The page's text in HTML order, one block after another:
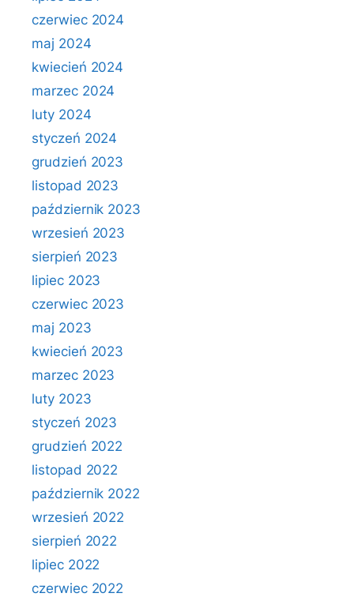
czerwiec 2024
maj 2024
kwiecień 2024
marzec 2024
luty 2024
styczeń 2024
grudzień 2023
listopad 2023
październik 2023
wrzesień 2023
sierpień 2023
lipiec 2023
czerwiec 2023
maj 2023
kwiecień 2023
marzec 2023
luty 2023
styczeń 2023
grudzień 2022
listopad 2022
październik 2022
wrzesień 2022
sierpień 2022
lipiec 2022
czerwiec 2022